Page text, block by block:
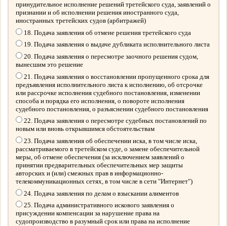
принудительное исполнение решений третейского суда, заявлений о
признании и об исполнении решения иностранного суда,
иностранных третейских судов (арбитражей)
18. Подача заявления об отмене решения третейского суда
19. Подача заявления о выдаче дубликата исполнительного листа
20. Подача заявления о пересмотре заочного решения судом,
вынесшим это решение
21. Подача заявления о восстановлении пропущенного срока для
предъявления исполнительного листа к исполнению, об отсрочке
или рассрочке исполнения судебного постановления, изменении
способа и порядка его исполнения, о повороте исполнения
судебного постановления, о разъяснении судебного постановления
22. Подача заявления о пересмотре судебных постановлений по
новым или вновь открывшимся обстоятельствам
23. Подача заявления об обеспечении иска, в том числе иска,
рассматриваемого в третейском суде, о замене обеспечительной
меры, об отмене обеспечения (за исключением заявлений о
принятии предварительных обеспечительных мер защиты
авторских и (или) смежных прав в информационно-
телекоммуникационных сетях, в том числе в сети "Интернет")
24. Подача заявления по делам о взыскании алиментов
25. Подача административного искового заявления о
присуждении компенсации за нарушение права на
судопроизводство в разумный срок или права на исполнение